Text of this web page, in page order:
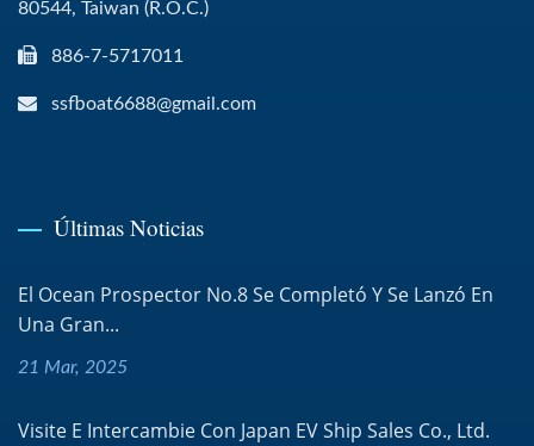
80544, Taiwan (R.O.C.)
886-7-5717011
ssfboat6688@gmail.com
Últimas Noticias
El Ocean Prospector No.8 Se Completó Y Se Lanzó En
Una Gran...
21 Mar, 2025
Visite E Intercambie Con Japan EV Ship Sales Co., Ltd.